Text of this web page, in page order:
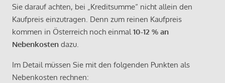
Sie darauf achten, bei „Kreditsumme“ nicht allein den
Kaufpreis einzutragen. Denn zum reinen Kaufpreis
kommen in Österreich noch einmal10-12 % an
Nebenkosten dazu.
Im Detail müssen Sie mit den folgenden Punkten als
Nebenkosten rechnen: